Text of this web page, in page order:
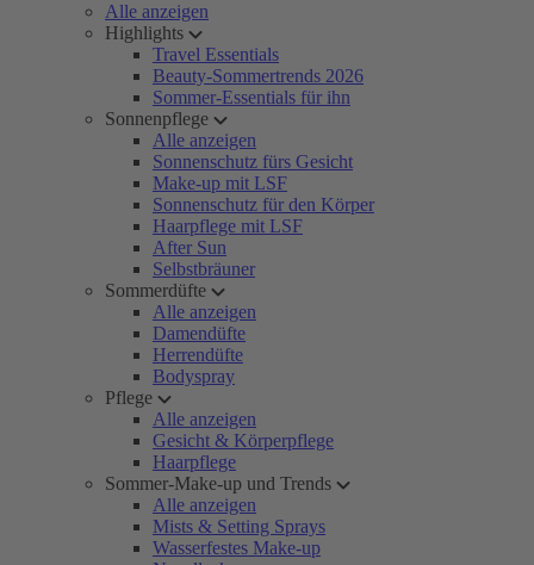
Alle anzeigen
Highlights
Travel Essentials
Beauty-Sommertrends 2026
Sommer-Essentials für ihn
Sonnenpflege
Alle anzeigen
Sonnenschutz fürs Gesicht
Make-up mit LSF
Sonnenschutz für den Körper
Haarpflege mit LSF
After Sun
Selbstbräuner
Sommerdüfte
Alle anzeigen
Damendüfte
Herrendüfte
Bodyspray
Pflege
Alle anzeigen
Gesicht & Körperpflege
Haarpflege
Sommer-Make-up und Trends
Alle anzeigen
Mists & Setting Sprays
Wasserfestes Make-up